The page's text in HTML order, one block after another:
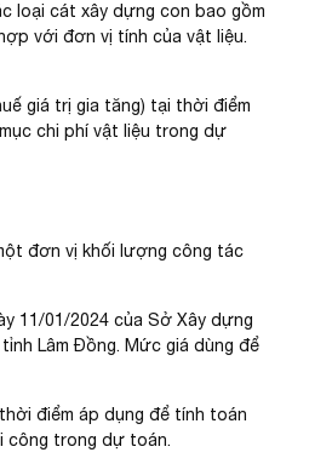
loại cát xây dựng con bao gồm
với đơn vị tính của vật liệu.
giá trị gia tăng) tại thời điểm
chi phí vật liệu trong dự
đơn vị khối lượng công tác
11/01/2024 của Sở Xây dựng
Lâm Đồng. Mức giá dùng để
điểm áp dụng để tính toán
công trong dự toán.